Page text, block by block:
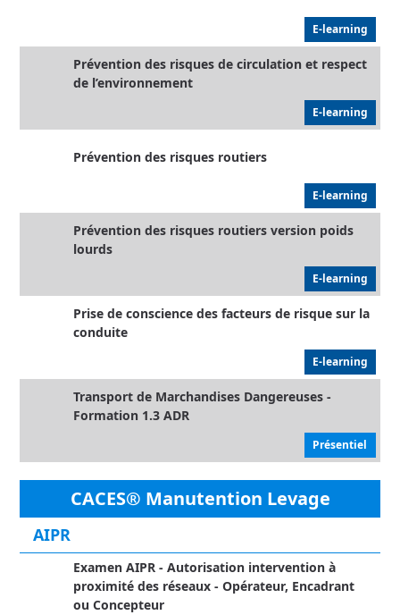
E-learning
Prévention des risques de circulation et respect
de l’environnement
E-learning
Prévention des risques routiers
E-learning
Prévention des risques routiers version poids
lourds
E-learning
Prise de conscience des facteurs de risque sur la
conduite
E-learning
Transport de Marchandises Dangereuses -
Formation 1.3 ADR
Présentiel
CACES® Manutention Levage
AIPR
Examen AIPR - Autorisation intervention à
proximité des réseaux - Opérateur, Encadrant
ou Concepteur